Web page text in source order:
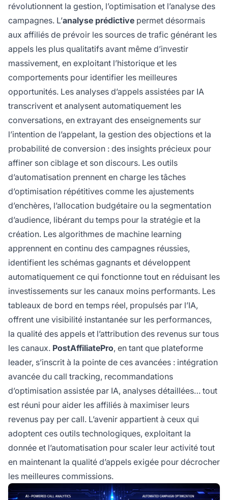
révolutionnent la gestion, l’optimisation et l’analyse des
campagnes. L’analyse prédictive permet désormais
aux affiliés de prévoir les sources de trafic générant les
appels les plus qualitatifs avant même d’investir
massivement, en exploitant l’historique et les
comportements pour identifier les meilleures
opportunités. Les analyses d’appels assistées par IA
transcrivent et analysent automatiquement les
conversations, en extrayant des enseignements sur
l’intention de l’appelant, la gestion des objections et la
probabilité de conversion : des insights précieux pour
affiner son ciblage et son discours. Les outils
d’automatisation prennent en charge les tâches
d’optimisation répétitives comme les ajustements
d’enchères, l’allocation budgétaire ou la segmentation
d’audience, libérant du temps pour la stratégie et la
création. Les algorithmes de machine learning
apprennent en continu des campagnes réussies,
identifient les schémas gagnants et développent
automatiquement ce qui fonctionne tout en réduisant les
investissements sur les canaux moins performants. Les
tableaux de bord en temps réel, propulsés par l’IA,
offrent une visibilité instantanée sur les performances,
la qualité des appels et l’attribution des revenus sur tous
les canaux. PostAffiliatePro, en tant que plateforme
leader, s’inscrit à la pointe de ces avancées : intégration
avancée du call tracking, recommandations
d’optimisation assistée par IA, analyses détaillées… tout
est réuni pour aider les affiliés à maximiser leurs
revenus pay per call. L’avenir appartient à ceux qui
adoptent ces outils technologiques, exploitant la
donnée et l’automatisation pour scaler leur activité tout
en maintenant la qualité d’appels exigée pour décrocher
les meilleures commissions.